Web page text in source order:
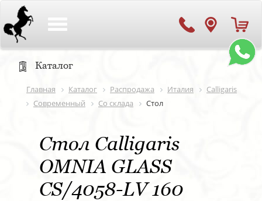
Каталог
Главная Каталог Распродажа Италия
Calligaris
Современный
Со склада Стол
Стол Calligaris
OMNIA GLASS
CS/4058-LV 160